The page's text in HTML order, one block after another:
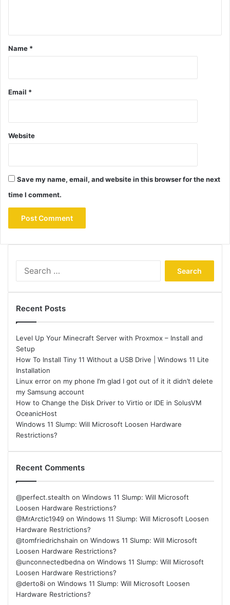
Name *
Email *
Website
Save my name, email, and website in this browser for the next
time I comment.
Recent Posts
Level Up Your Minecraft Server with Proxmox – Install and
Setup
How To Install Tiny 11 Without a USB Drive | Windows 11 Lite
Installation
Linux error on my phone I’m glad I got out of it it didn’t delete
my Samsung account
How to Change the Disk Driver to Virtio or IDE in SolusVM
OceanicHost
Windows 11 Slump: Will Microsoft Loosen Hardware
Restrictions?
Recent Comments
@perfect.stealth on Windows 11 Slump: Will Microsoft
Loosen Hardware Restrictions?
@MrArctic1949 on Windows 11 Slump: Will Microsoft Loosen
Hardware Restrictions?
@tomfriedrichshain on Windows 11 Slump: Will Microsoft
Loosen Hardware Restrictions?
@unconnectedbedna on Windows 11 Slump: Will Microsoft
Loosen Hardware Restrictions?
@derto8i on Windows 11 Slump: Will Microsoft Loosen
Hardware Restrictions?